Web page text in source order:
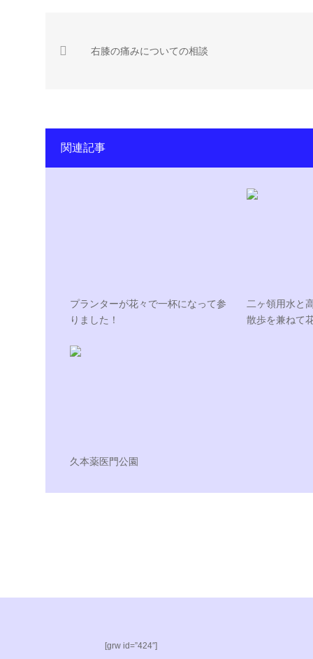
右膝の痛みについての相談
関連記事
プランターが花々で一杯になって参
りました！
二ヶ領用水と
散歩を兼ねて
久本薬医門公園
[grw id=”424″]